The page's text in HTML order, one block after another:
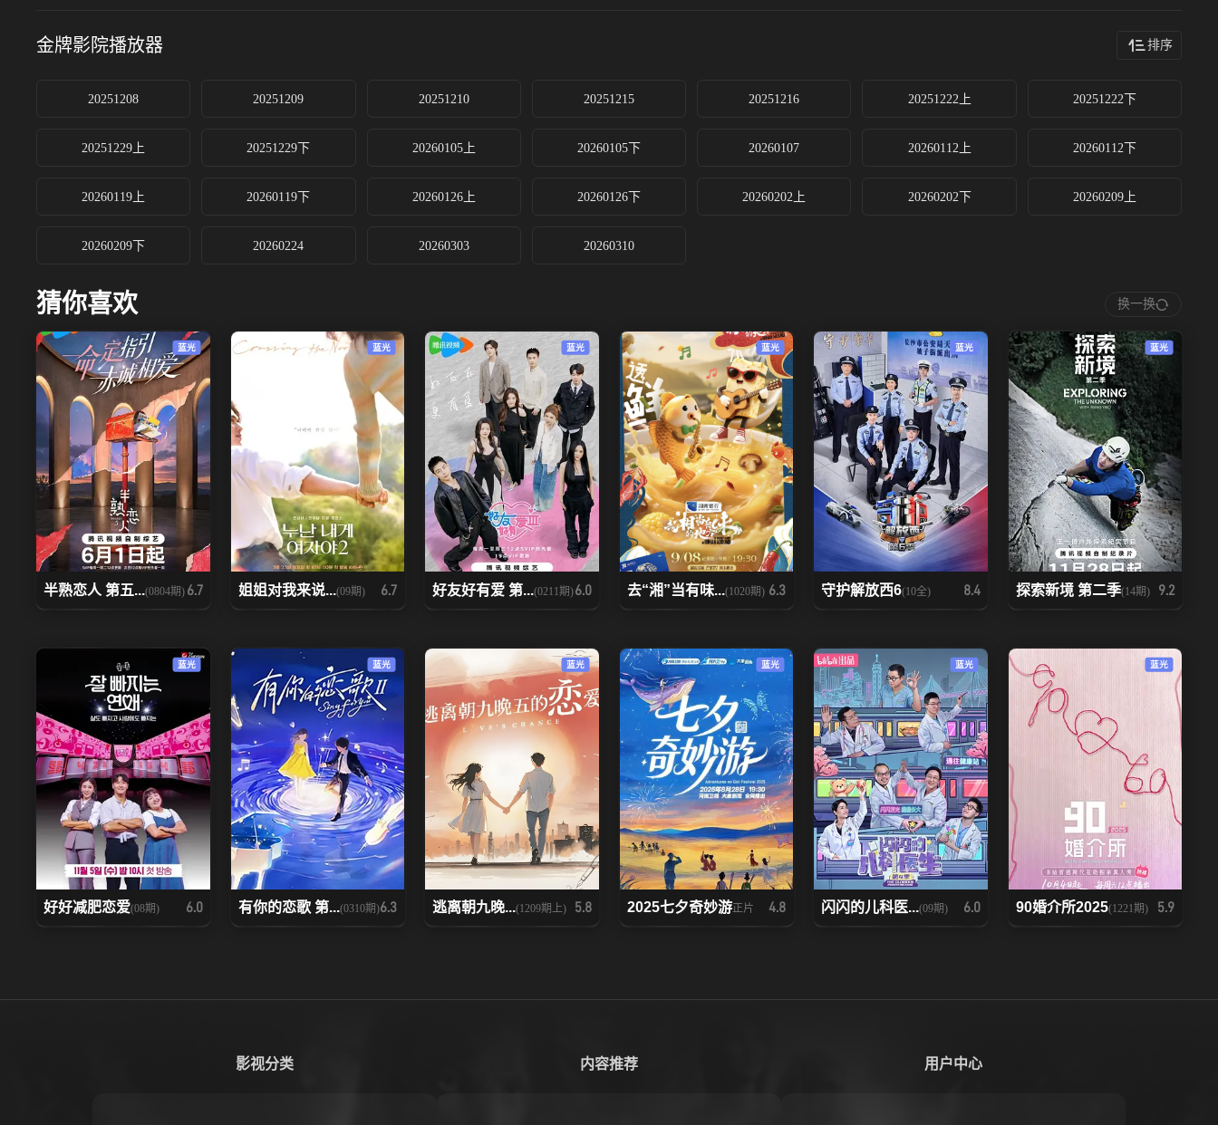
金牌影院播放器 排序
20251208 20251209 20251210 20251215 20251216 20251222上 20251222下
20251229上 20251229下 20260105上 20260105下 20260107 20260112上 20260112下
20260119上 20260119下 20260126上 20260126下 20260202上 20260202下 20260209上
20260209下 20260224 20260303 20260310
猜你喜欢 换一换
蓝光
半熟恋人 第五...(0804期) 6.7
蓝光
姐姐对我来说...(09期) 6.7
蓝光
好友好有爱 第...(0211期)6.0
蓝光
去“湘”当有味...(1020期) 6.3
蓝光
守护解放西6(10全) 8.4
蓝光
探索新境 第二季(14期) 9.2
蓝光
好好减肥恋爱(08期) 6.0
蓝光
有你的恋歌 第...(0310期)6.3
蓝光
逃离朝九晚...(1209期上) 5.8
蓝光
2025七夕奇妙游正片 4.8
蓝光
闪闪的儿科医...(09期) 6.0
蓝光
90婚介所2025(1221期) 5.9
影视分类 内容推荐 用户中心